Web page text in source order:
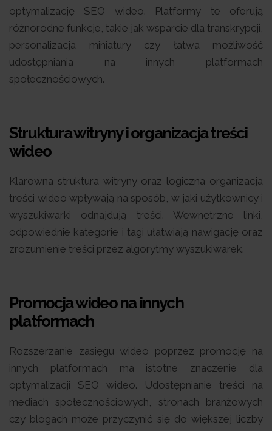
optymalizację SEO wideo. Platformy te oferują
różnorodne funkcje, takie jak wsparcie dla transkrypcji,
personalizacja miniatury czy łatwa możliwość
udostępniania na innych platformach
społecznościowych.
Struktura witryny i organizacja treści
wideo
Klarowna struktura witryny oraz logiczna organizacja
treści wideo wpływają na sposób, w jaki użytkownicy i
wyszukiwarki odnajdują treści. Wewnętrzne linki,
odpowiednie kategorie i tagi ułatwiają nawigację oraz
zrozumienie treści przez algorytmy wyszukiwarek.
Promocja wideo na innych
platformach
Rozszerzanie zasięgu wideo poprzez promocję na
innych platformach ma istotne znaczenie dla
optymalizacji SEO wideo. Udostępnianie treści na
mediach społecznościowych, stronach branżowych
czy blogach może przyczynić się do większej liczby